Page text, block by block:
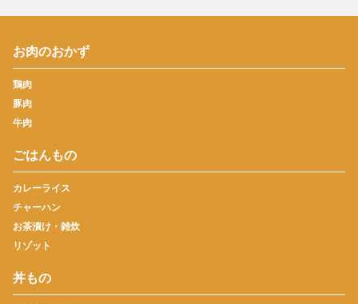
お肉のおかず
鶏肉
豚肉
牛肉
ごはんもの
カレーライス
チャーハン
お茶漬け・雑炊
リゾット
丼もの